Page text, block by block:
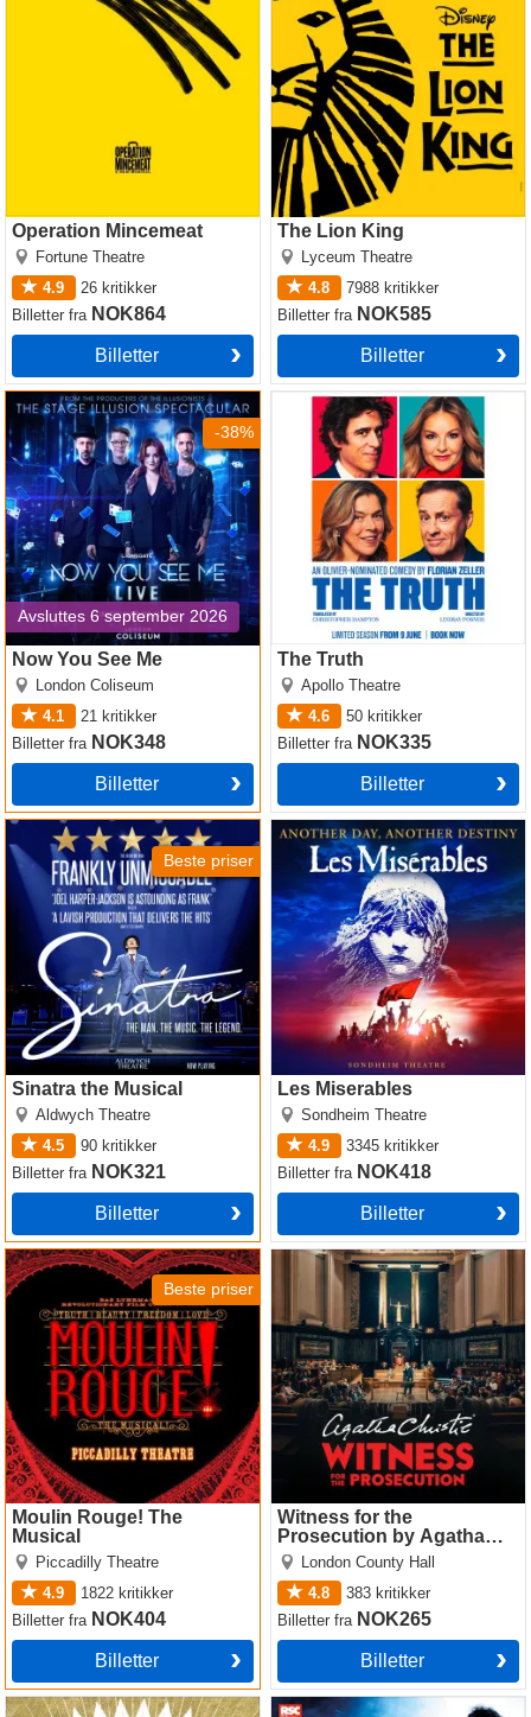
Operation Mincemeat
Fortune Theatre
4.9
26 kritikker
Billetterfra NOK864
Billetter
The Lion King
Lyceum Theatre
4.8
7988 kritikker
Billetterfra NOK585
Billetter
-38%
Avsluttes 6 september 2026
Now You See Me
London Coliseum
4.1
21 kritikker
Billetterfra NOK348
Billetter
Now You See Me
The Truth
Apollo Theatre
4.6
50 kritikker
Billetterfra NOK335
Billetter
The Truth
Beste priser
Sinatra the Musical
Aldwych Theatre
4.5
90 kritikker
Billetterfra NOK321
Billetter
Sinatra the Musical
Les Miserables
Sondheim Theatre
4.9
3345 kritikker
Billetterfra NOK418
Billetter
Les Miserables
Beste priser
Moulin Rouge! The
Musical
Piccadilly Theatre
4.9
1822 kritikker
Billetterfra NOK404
Billetter
Moulin Rouge! The Musical
Witness for the
Prosecution by Agatha
Christie
London County Hall
4.8
383 kritikker
Billetterfra NOK265
Billetter
Witness for the Prosecution
by Agatha Christie
The Book of Mormon Matilda The Musical